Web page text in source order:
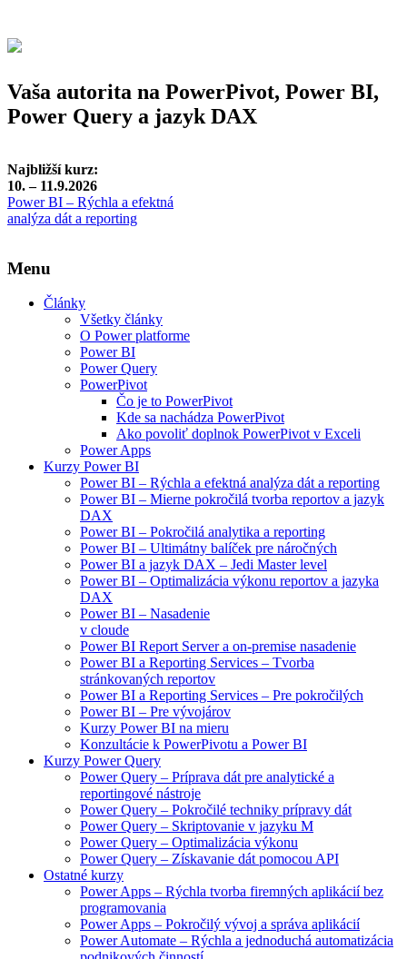
Vaša autorita na PowerPivot, Power BI,
Power Query a jazyk DAX
Najbližší kurz:
10. – 11.9.2026
Power BI – Rýchla a efektná
analýza dát a reporting
Menu
Články
Všetky články
O Power platforme
Power BI
Power Query
PowerPivot
Čo je to PowerPivot
Kde sa nachádza PowerPivot
Ako povoliť doplnok PowerPivot v Exceli
Power Apps
Kurzy Power BI
Power BI – Rýchla a efektná analýza dát a reporting
Power BI – Mierne pokročilá tvorba reportov a jazyk
DAX
Power BI – Pokročilá analytika a reporting
Power BI – Ultimátny balíček pre náročných
Power BI a jazyk DAX – Jedi Master level
Power BI – Optimalizácia výkonu reportov a jazyka
DAX
Power BI – Nasadenie
v cloude
Power BI Report Server a on-premise nasadenie
Power BI a Reporting Services – Tvorba
stránkovaných reportov
Power BI a Reporting Services – Pre pokročilých
Power BI – Pre vývojárov
Kurzy Power BI na mieru
Konzultácie k PowerPivotu a Power BI
Kurzy Power Query
Power Query – Príprava dát pre analytické a
reportingové nástroje
Power Query – Pokročilé techniky prípravy dát
Power Query – Skriptovanie v jazyku M
Power Query – Optimalizácia výkonu
Power Query – Získavanie dát pomocou API
Ostatné kurzy
Power Apps – Rýchla tvorba firemných aplikácií bez
programovania
Power Apps – Pokročilý vývoj a správa aplikácií
Power Automate – Rýchla a jednoduchá automatizácia